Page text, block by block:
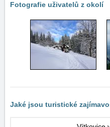
Fotografie uživatelů z okolí
Jaké jsou turistické